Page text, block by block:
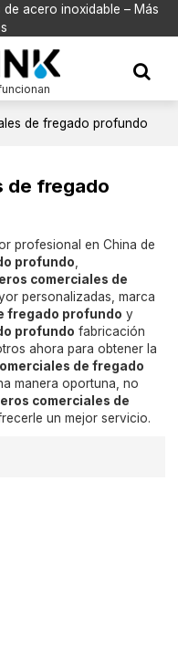
acero inoxidable – Más
de fregado profundo
de fregado
profesional en China de
profundo
comerciales de
personalizadas, marca
fregado profundo y
profundo fabricación
ahora para obtener la
de fregado
manera oportuna, no
comerciales de
un mejor servicio.